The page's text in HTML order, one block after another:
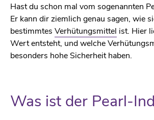
Hast du schon mal vom sogenannten
Er kann dir ziemlich genau sagen, wie
bestimmtes Verhütungsmittel ist. Hier
Wert entsteht, und welche
besonders hohe Sicherheit haben.
Was ist der Pearl-